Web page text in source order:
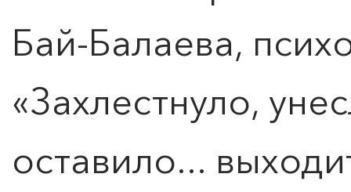
ПОИСК ПО МЕРОПРИЯТИЯМ
Бай-Балаева,
«Захлестнуло,
оставило...